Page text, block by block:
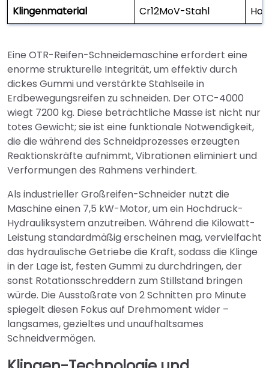
Klingenmaterial
Cr12MoV-Stahl
Eine OTR-Reifen-Schneidemaschine erfordert eine
enorme strukturelle Integrität, um effektiv durch
dickes Gummi und verstärkte Stahlseile in
Erdbewegungsreifen zu schneiden. Der OTC-4000
wiegt 7200 kg. Diese beträchtliche Masse ist nicht nur
totes Gewicht; sie ist eine funktionale Notwendigkeit,
die die während des Schneidprozesses erzeugten
Reaktionskräfte aufnimmt, Vibrationen eliminiert und
Verformungen des Rahmens verhindert.
Als industrieller Großreifen-Schneider nutzt die
Maschine einen 7,5 kW-Motor, um ein Hochdruck-
Hydrauliksystem anzutreiben. Während die Kilowatt-
Leistung standardmäßig erscheinen mag, vervielfacht
das hydraulische Getriebe die Kraft, sodass die Klinge
in der Lage ist, festen Gummi zu durchdringen, der
sonst Rotationsschreddern zum Stillstand bringen
würde. Die Ausstoßrate von 2 Schnitten pro Minute
spiegelt diesen Fokus auf Drehmoment wider –
langsames, gezieltes und unaufhaltsames
Schneidvermögen.